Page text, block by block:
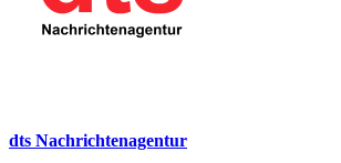
dts Nachrichtenagentur